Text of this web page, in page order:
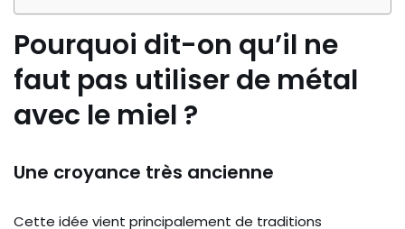
Pourquoi dit-on qu’il ne
faut pas utiliser de métal
avec le miel ?
Une croyance très ancienne
Cette idée vient principalement de traditions